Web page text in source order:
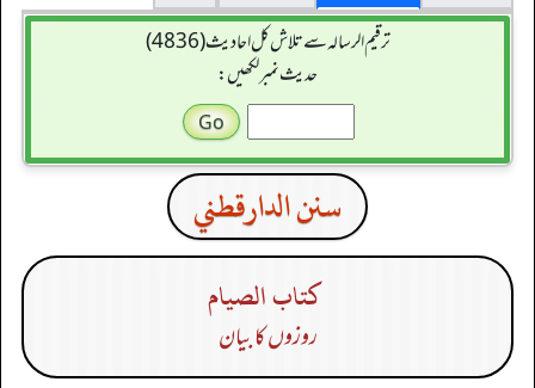
ترقیم الرسالہ سے تلاش کل احادیث (4836)
حدیث نمبر لکھیں:
سنن الدارقطني
كتاب الصيام
روزوں کا بیان